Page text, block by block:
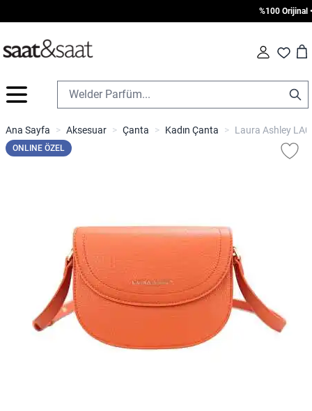
%100 Orijinal •
Fav Cart
İçeriğe geç
Ana Sayfa > Aksesuar > Çanta > Kadın Çanta > Laura Ashley
ONLINE ÖZEL